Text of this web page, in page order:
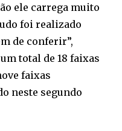
ele carrega muito
foi realizado
de conferir”,
total de 18 faixas
faixas
neste segundo